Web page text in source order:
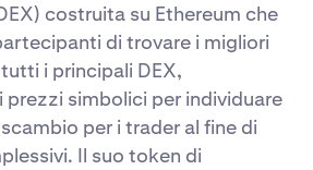
costruita su Ethereum che
di trovare i migliori
i principali DEX,
simbolici per individuare
per i trader al fine di
Il suo token di